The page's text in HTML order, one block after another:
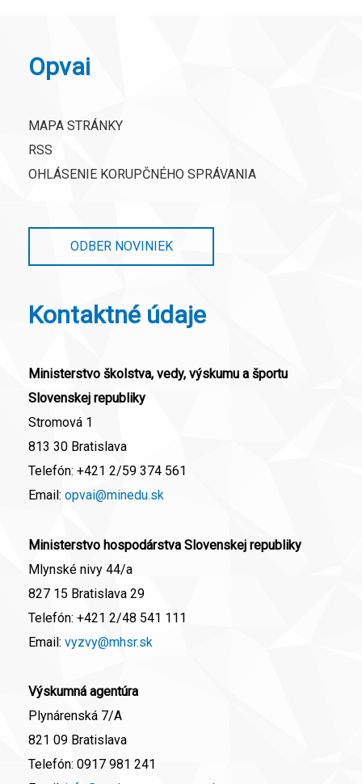
Opvai
MAPA STRÁNKY
RSS
OHLÁSENIE KORUPČNÉHO SPRÁVANIA
ODBER NOVINIEK
Kontaktné údaje
Ministerstvo školstva, vedy, výskumu a športu
Slovenskej republiky
Stromová 1
813 30 Bratislava
Telefón: +421 2/59 374 561
Email: opvai@minedu.sk
Ministerstvo hospodárstva Slovenskej republiky
Mlynské nivy 44/a
827 15 Bratislava 29
Telefón: +421 2/48 541 111
Email: vyzvy@mhsr.sk
Výskumná agentúra
Plynárenská 7/A
821 09 Bratislava
Telefón: 0917 981 241